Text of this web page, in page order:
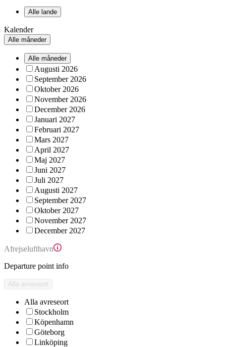
Alle lande
Kalender
Alle måneder
Alle måneder
Augusti 2026
September 2026
Oktober 2026
November 2026
December 2026
Januari 2027
Februari 2027
Mars 2027
April 2027
Maj 2027
Juni 2027
Juli 2027
Augusti 2027
September 2027
Oktober 2027
November 2027
December 2027
Afrejselufthavn
Departure point info
Alla avreseort
Alla avreseort
Stockholm
Köpenhamn
Göteborg
Linköping